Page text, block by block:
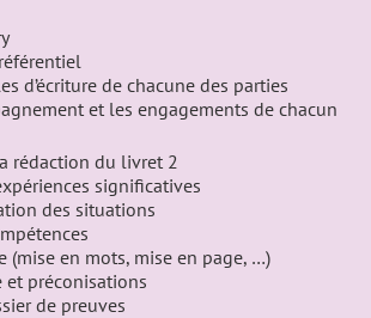
d’écriture de chacune des parties
et les engagements de chacun
rédaction du livret 2
significatives
des situations
(mise en mots, mise en page, …)
et préconisations
de preuves